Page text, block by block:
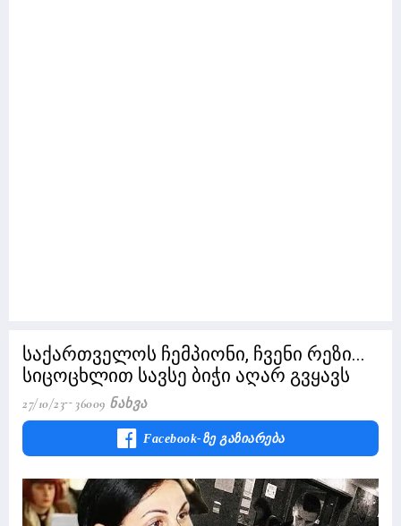
საქართველოს ჩემპიონი, ჩვენი რეზი...
სიცოცხლით სავსე ბიჭი აღარ გვყავს
27/10/23 36009 Ნახვა
Facebook-Ზე Გაზიარება